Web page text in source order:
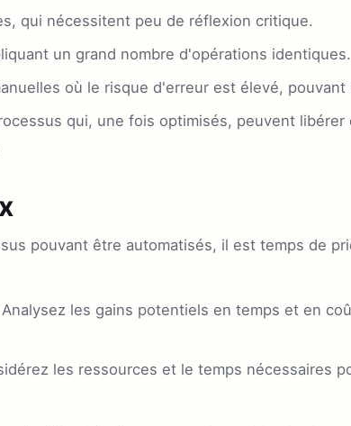
qui nécessitent peu de réflexion critique.
un grand nombre d'opérations identiques.
où le risque d'erreur est élevé, pouvant
qui, une fois optimisés, peuvent libérer
pouvant être automatisés, il est temps de
Analysez les gains potentiels en temps et en
les ressources et le temps nécessaires